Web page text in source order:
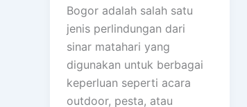
Bogor adalah salah satu
jenis perlindungan dari
sinar matahari yang
digunakan untuk berbagai
keperluan seperti acara
outdoor, pesta, atau